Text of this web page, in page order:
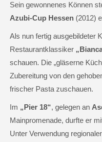
Sein gewonnenes Können
Azubi-Cup Hessen (2012)
Als nun fertig ausgebildeter
Restaurantklassiker
schauen. Die „gläserne
Zubereitung von den
frischer Pasta zuschauen.
Im „Pier 18“, gelegen an
Mainpromenade, durfte er
Unter Verwendung